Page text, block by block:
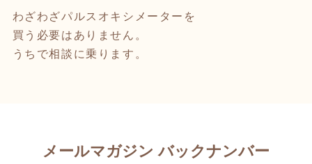
わざわざパルスオキシメーターを
買う必要はありません。
うちで相談に乗ります。
メールマガジン バックナンバー